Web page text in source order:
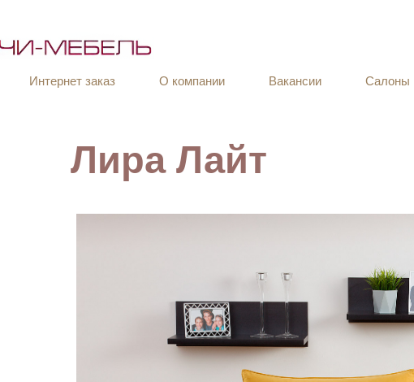
Интернет заказ О компании Вакансии Салоны
Лира Лайт